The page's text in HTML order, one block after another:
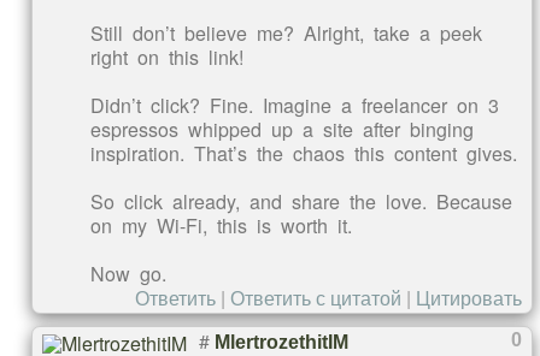
Still don’t believe me? Alright, take a peek
right on this link!
Didn’t click? Fine. Imagine a freelancer on 3
espressos whipped up a site after binging
inspiration. That’s the chaos this content gives.
So click already, and share the love. Because
on my Wi-Fi, this is worth it.
Now go.
Ответить | Ответить с цитатой | Цитировать
0
# MlertrozethitIM